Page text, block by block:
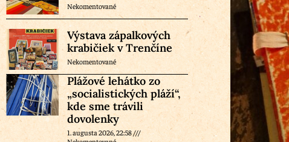
Nekomentované
Výstava zápalkových
krabičiek v Trenčíne
Nekomentované
Plážové lehátko zo
„socialistických pláží“,
kde sme trávili
dovolenky
1. augusta 2026, 22:58